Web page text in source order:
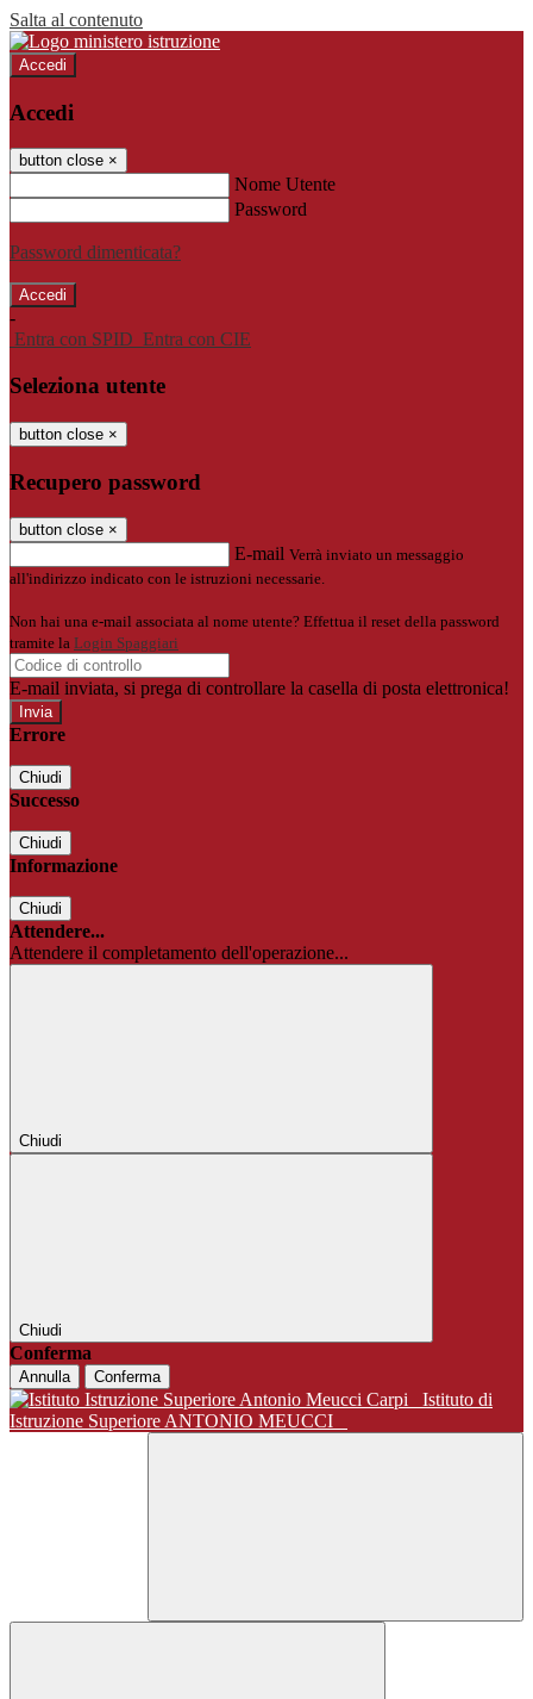
Salta al contenuto
Accedi
Accedi
button close ×
Nome Utente
Password
Password dimenticata?
-
Entra con SPID Entra con CIE
Seleziona utente
button close ×
Recupero password
button close ×
E-mail Verrà inviato un messaggio
all'indirizzo indicato con le istruzioni necessarie.
Non hai una e-mail associata al nome utente? Effettua il reset della password
tramite la Login Spaggiari
E-mail inviata, si prega di controllare la casella di posta elettronica!
Errore
Chiudi
Successo
Chiudi
Informazione
Chiudi
Attendere...
Attendere il completamento dell'operazione...
Chiudi
Chiudi
Conferma
Annulla Conferma
Istituto di
Istruzione Superiore ANTONIO MEUCCI